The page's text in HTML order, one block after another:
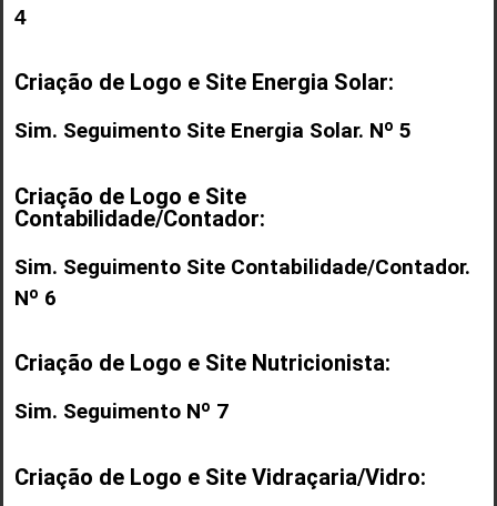
4
Criação de Logo e Site Energia Solar:
Sim. Seguimento Site Energia Solar. Nº 5
Criação de Logo e Site
Contabilidade/Contador:
Sim. Seguimento Site Contabilidade/Contador.
Nº 6
Criação de Logo e Site Nutricionista:
Sim. Seguimento Nº 7
Criação de Logo e Site Vidraçaria/Vidro: